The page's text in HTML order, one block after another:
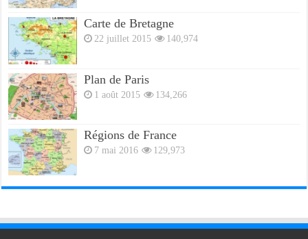
Carte de Bretagne
22 juillet 2015 140,974
Plan de Paris
1 août 2015 134,266
Régions de France
7 mai 2016 129,973